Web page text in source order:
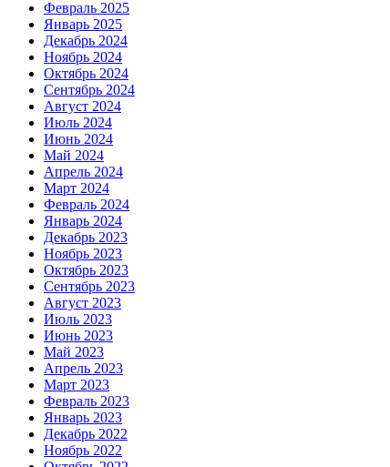
Февраль 2025
Январь 2025
Декабрь 2024
Ноябрь 2024
Октябрь 2024
Сентябрь 2024
Август 2024
Июль 2024
Июнь 2024
Май 2024
Апрель 2024
Март 2024
Февраль 2024
Январь 2024
Декабрь 2023
Ноябрь 2023
Октябрь 2023
Сентябрь 2023
Август 2023
Июль 2023
Июнь 2023
Май 2023
Апрель 2023
Март 2023
Февраль 2023
Январь 2023
Декабрь 2022
Ноябрь 2022